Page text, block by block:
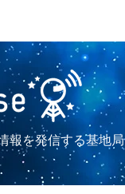
報を発信する基地局